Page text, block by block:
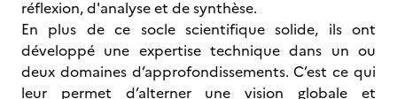
réflexion, d'analyse et de synthèse.
En plus de ce socle scientifique solide, ils ont
développé une expertise technique dans un ou
deux domaines d’approfondissements. C’est ce qui
leur permet d’alterner une vision globale et